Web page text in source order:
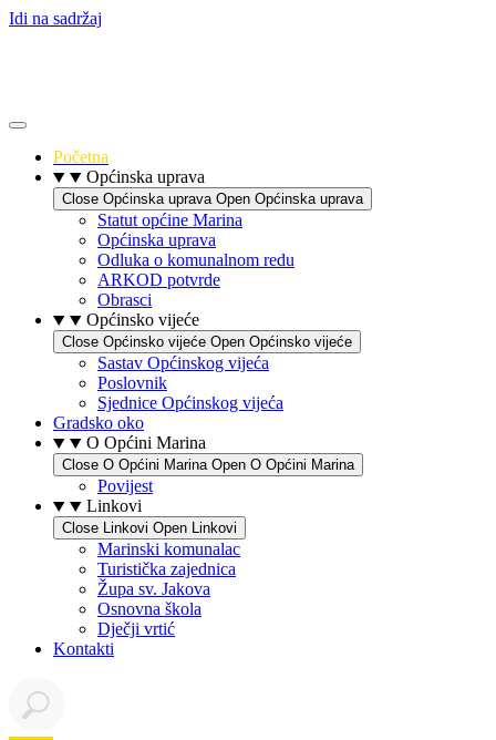
Idi na sadržaj
Početna
Općinska uprava
Close Općinska uprava Open Općinska uprava
Statut općine Marina
Općinska uprava
Odluka o komunalnom redu
ARKOD potvrde
Obrasci
Općinsko vijeće
Close Općinsko vijeće Open Općinsko vijeće
Sastav Općinskog vijeća
Poslovnik
Sjednice Općinskog vijeća
Gradsko oko
O Općini Marina
Close O Općini Marina Open O Općini Marina
Povijest
Linkovi
Close Linkovi Open Linkovi
Marinski komunalac
Turistička zajednica
Župa sv. Jakova
Osnovna škola
Dječji vrtić
Kontakti